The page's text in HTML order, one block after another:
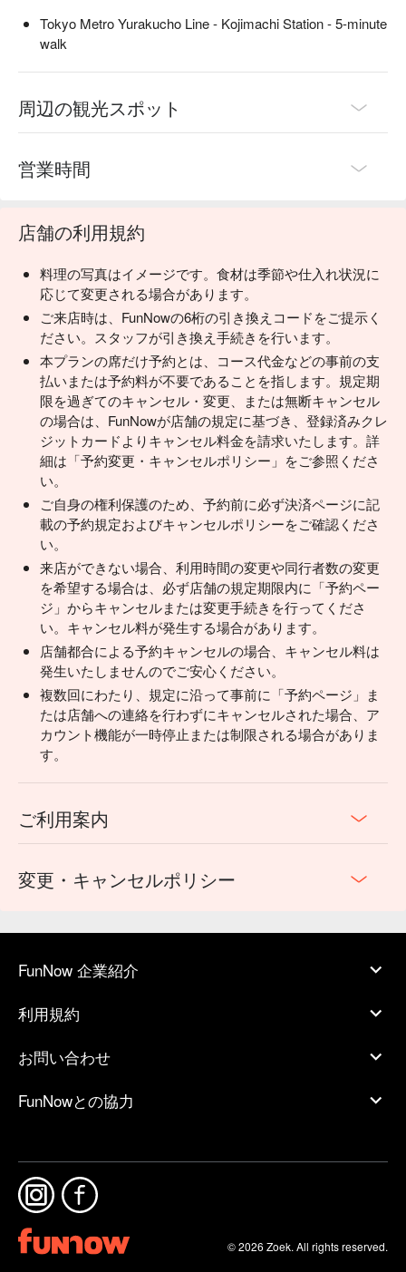
Tokyo Metro Yurakucho Line - Kojimachi Station - 5-minute
walk
周辺の観光スポット
営業時間
店舗の利用規約
料理の写真はイメージです。食材は季節や仕入れ状況に
応じて変更される場合があります。
ご来店時は、FunNowの6桁の引き換えコードをご提示く
ださい。スタッフが引き換え手続きを行います。
本プランの席だけ予約とは、コース代金などの事前の支
払いまたは予約料が不要であることを指します。規定期
限を過ぎてのキャンセル・変更、または無断キャンセル
の場合は、FunNowが店舗の規定に基づき、登録済みクレ
ジットカードよりキャンセル料金を請求いたします。詳
細は「予約変更・キャンセルポリシー」をご参照くださ
い。
ご自身の権利保護のため、予約前に必ず決済ページに記
載の予約規定およびキャンセルポリシーをご確認くださ
い。
来店ができない場合、利用時間の変更や同行者数の変更
を希望する場合は、必ず店舗の規定期限内に「予約ペー
ジ」からキャンセルまたは変更手続きを行ってくださ
い。キャンセル料が発生する場合があります。
店舗都合による予約キャンセルの場合、キャンセル料は
発生いたしませんのでご安心ください。
複数回にわたり、規定に沿って事前に「予約ページ」ま
たは店舗への連絡を行わずにキャンセルされた場合、ア
カウント機能が一時停止または制限される場合がありま
す。
ご利用案内
変更・キャンセルポリシー
FunNow 企業紹介
利用規約
お問い合わせ
FunNowとの協力
© 2026 Zoek. All rights reserved.